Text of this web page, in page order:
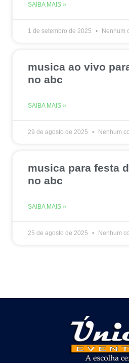
SAIBA MAIS »
1 de setembro de 2025 Nenhum
musica ao vivo
no abc
SAIBA MAIS »
29 de agosto de 2025 Nenhum
musica para festa
no abc
SAIBA MAIS »
25 de agosto de 2025 Nenhum